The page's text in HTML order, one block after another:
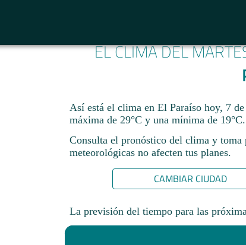
EL CLIMA DEL
Así está el clima en El Paraíso hoy, 7
máxima de 29°C y una mínima de 19°C.
Consulta el pronóstico del clima y toma
meteorológicas no afecten tus planes.​
CAMBIAR CIUDAD
La previsión del tiempo para las